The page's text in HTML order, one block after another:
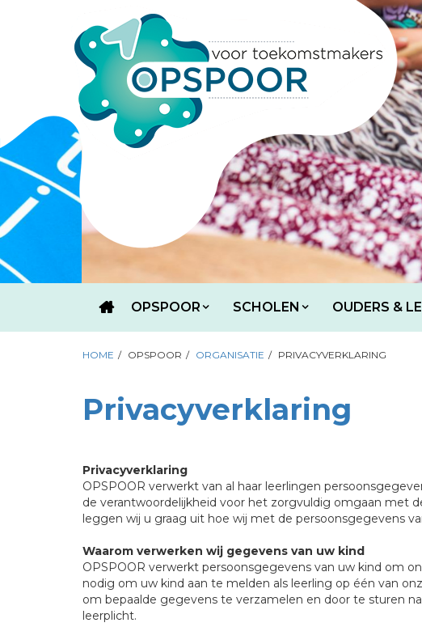
OPSPOOR SCHOLEN OUDERS &
HOME / OPSPOOR / ORGANISATIE / PRIVACYVERKLARING
Privacyverklaring
Privacyverklaring
OPSPOOR verwerkt van al haar leerlingen
de verantwoordelijkheid voor het zorgvuldig omgaan met
leggen wij u graag uit hoe wij met de persoonsgegevens
Waarom verwerken wij gegevens van uw kind
OPSPOOR verwerkt persoonsgegevens van uw kind om
nodig om uw kind aan te melden als leerling op één van
om bepaalde gegevens te verzamelen en door te sturen
leerplicht.